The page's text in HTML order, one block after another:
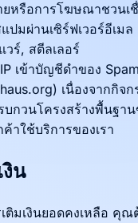
ยหรือการโฆษณาชวนเ
ปมผ่านเซิร์ฟเวอร์อีเมล
ร์, สตีลเลอร์
เข้าบัญชีดำของ
เนื่องจากกิจ
บกวนโครงสร้างพื้นฐา
าใช้บริการของเรา
น
มเงินยอดคงเหลือ คุณ